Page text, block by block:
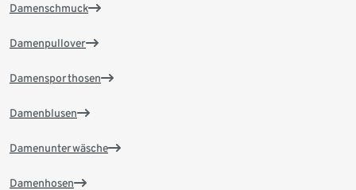
Damenschmuck
Damenpullover
Damensporthosen
Damenblusen
Damenunterwäsche
Damenhosen